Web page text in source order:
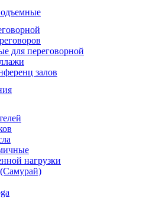
для переговорной
залов
нагрузки